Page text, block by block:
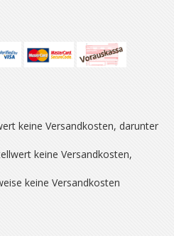
keine Versandkosten, darunter
keine Versandkosten,
keine Versandkosten